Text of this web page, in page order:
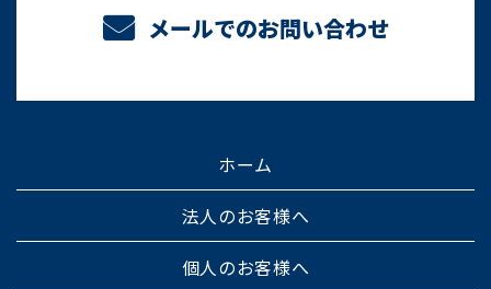
メールでのお問い合わせ
ホーム
法人のお客様へ
個人のお客様へ